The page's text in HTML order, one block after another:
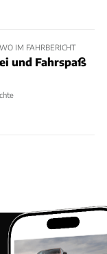
IM FAHRBERICHT
und Fahrspaß